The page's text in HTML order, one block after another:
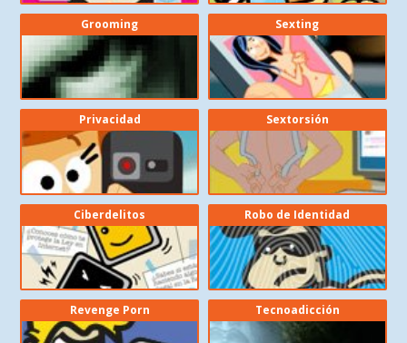
Grooming Sexting
Privacidad Sextorsión
Ciberdelitos Robo de Identidad
Revenge Porn Tecnoadicción